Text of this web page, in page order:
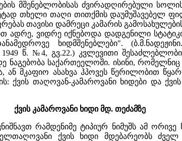
მშენებლობისას ძვირადღირებული
თხელი თაღი თითქმის დაუმუშავებელ
თავისი დამრეცი კამარის
ადრე, ვიდრე იქნებოდა დადგენილი
ხიდმშენებლები".
1949 წ. №4, გვ.22.) კვლევითი
ნაგებობა საქართეელოში. ისინი,
ან მკაფიო ასახვა ჰპოვეს წერილობით
ქვის თაღოვან-კამაროვანი ხიდები და
ქვის კამაროვანი ხიდი მდ. თეძამზე
რამდენიმე ტიპიურ ნიმუშს ამ
ქვის ხიდი მდებარეობს ძველ